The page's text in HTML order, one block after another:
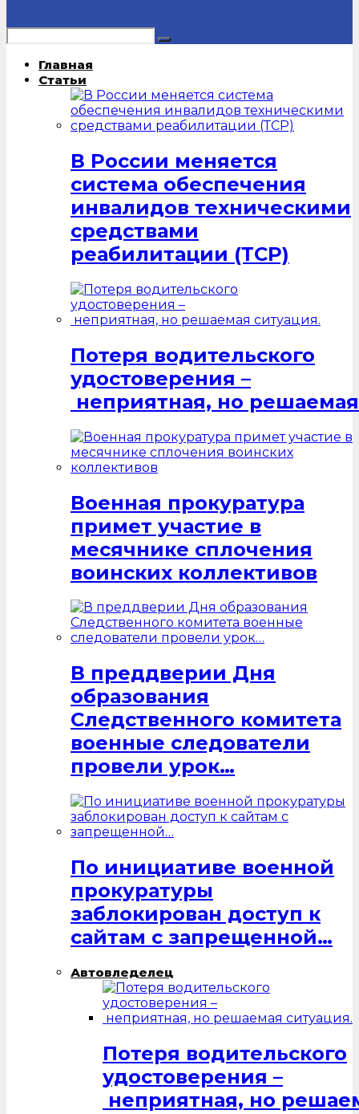
Главная
Статьи
В России меняется
система обеспечения
инвалидов техническими
средствами
реабилитации (ТСР)
Потеря водительского
удостоверения –
неприятная, но
Военная прокуратура
примет участие в
месячнике сплочения
воинских коллективов
В преддверии Дня
образования
Следственного комитета
военные следователи
провели урок…
По инициативе военной
прокуратуры
заблокирован доступ к
сайтам с запрещенной…
Автовледелец
Потеря водительского
удостоверения –
неприятная, но